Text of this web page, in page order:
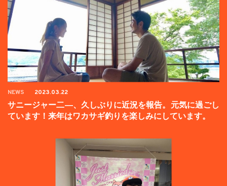
NEWS 2023.03.22
サニージャー二―、久しぶりに近況を報告。元気に過ごし
ています！来年はワカサギ釣りを楽しみにしています。